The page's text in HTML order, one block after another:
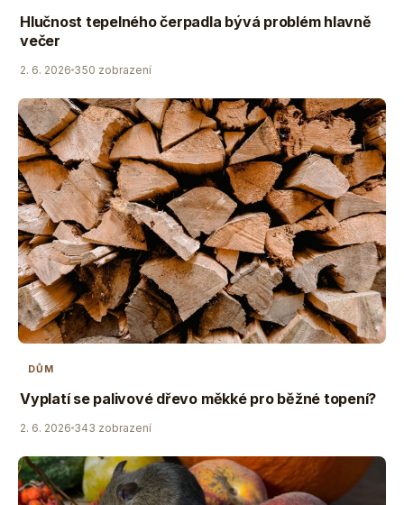
Hlučnost tepelného čerpadla bývá problém hlavně
večer
2. 6. 2026 350 zobrazení
DŮM
Vyplatí se palivové dřevo měkké pro běžné topení?
2. 6. 2026 343 zobrazení